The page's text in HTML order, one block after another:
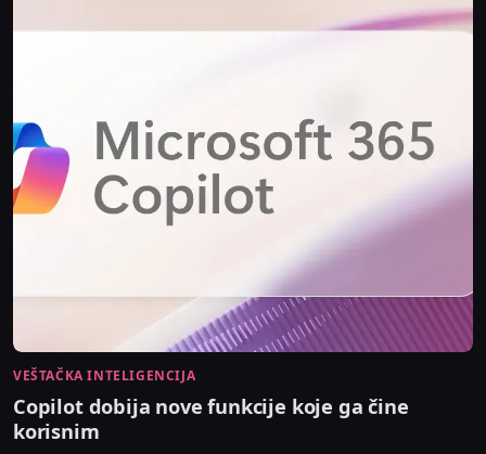
VEŠTAČKA INTELIGENCIJA
Copilot dobija nove funkcije koje ga čine
korisnim